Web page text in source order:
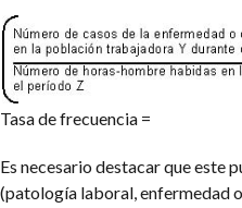
Tasa de frecuencia =
Es necesario destacar que este
(patología laboral, enfermedad